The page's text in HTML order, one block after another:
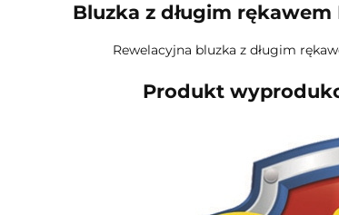
Bluzka z długim rękawem
Rewelacyjna bluzka z długim
Produkt